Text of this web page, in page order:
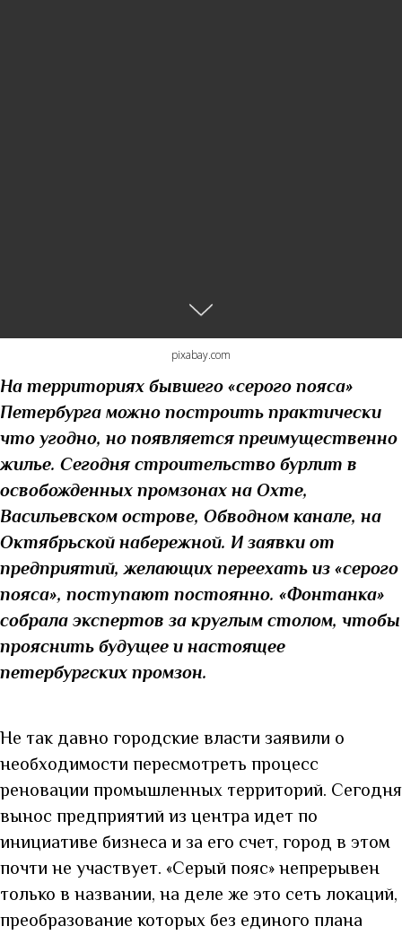
pixabay.com
На территориях бывшего «серого пояса»
Петербурга можно построить практически
что угодно, но появляется преимущественно
жилье. Сегодня строительство бурлит в
освобожденных промзонах на Охте,
Васильевском острове, Обводном канале, на
Октябрьской набережной. И заявки от
предприятий, желающих переехать из «серого
пояса», поступают постоянно. «Фонтанка»
собрала экспертов за круглым столом, чтобы
прояснить будущее и настоящее
петербургских промзон.
Не так давно городские власти заявили о
необходимости пересмотреть процесс
реновации промышленных территорий. Сегодня
вынос предприятий из центра идет по
инициативе бизнеса и за его счет, город в этом
почти не участвует. «Серый пояс» непрерывен
только в названии, на деле же это сеть локаций,
преобразование которых без единого плана